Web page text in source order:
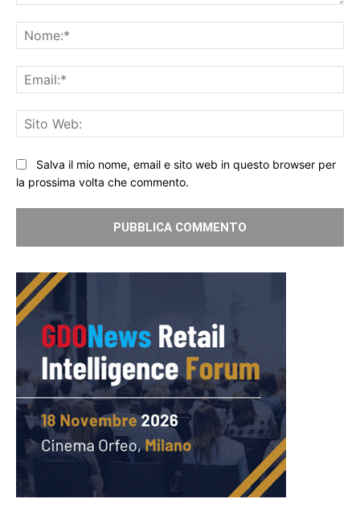
Salva il mio nome, email e sito web in questo browser per
la prossima volta che commento.